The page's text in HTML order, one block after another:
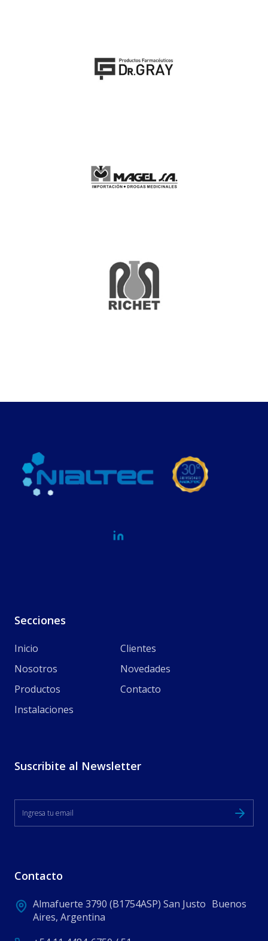
Secciones
Inicio
Nosotros
Productos
Instalaciones
Clientes
Novedades
Contacto
Suscribite al Newsletter
Contacto
Almafuerte 3790 (B1754ASP) San Justo Buenos
Aires, Argentina